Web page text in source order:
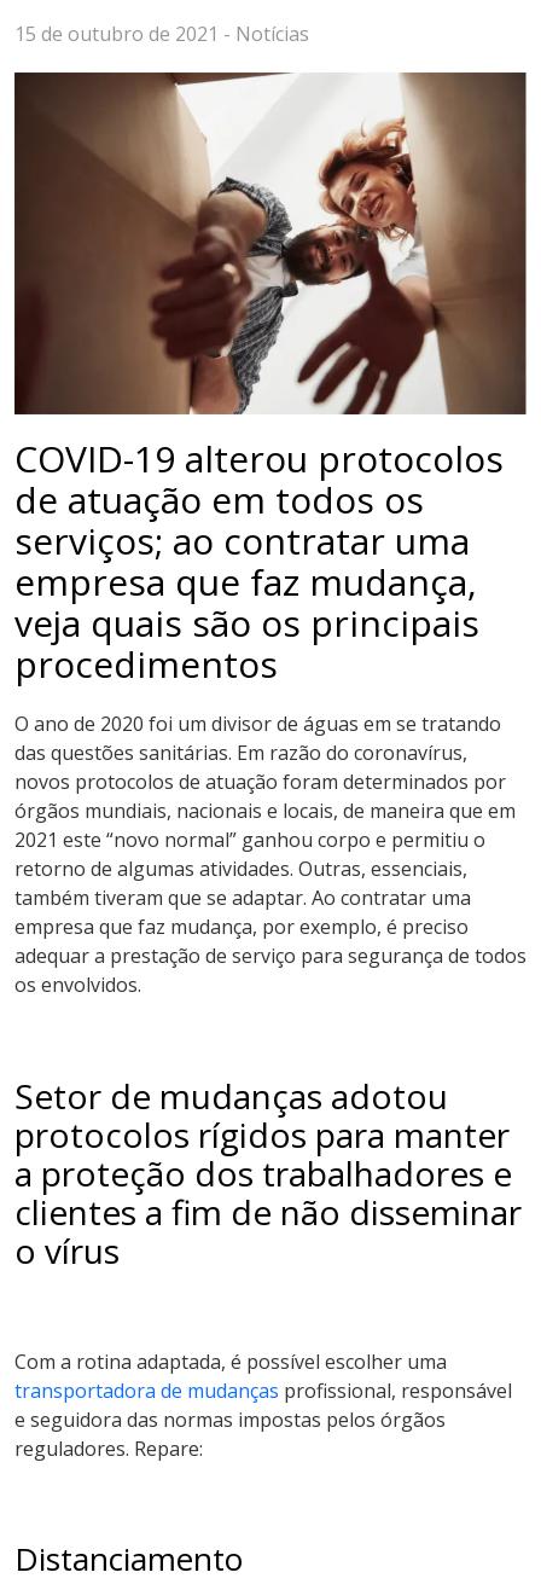
15 de outubro de 2021 - Notícias
COVID-19 alterou protocolos
de atuação em todos os
serviços; ao contratar uma
empresa que faz mudança,
veja quais são os principais
procedimentos
O ano de 2020 foi um divisor de águas em se tratando
das questões sanitárias. Em razão do coronavírus,
novos protocolos de atuação foram determinados por
órgãos mundiais, nacionais e locais, de maneira que em
2021 este “novo normal” ganhou corpo e permitiu o
retorno de algumas atividades. Outras, essenciais,
também tiveram que se adaptar. Ao contratar uma
empresa que faz mudança, por exemplo, é preciso
adequar a prestação de serviço para segurança de todos
os envolvidos.
Setor de mudanças adotou
protocolos rígidos para manter
a proteção dos trabalhadores e
clientes a fim de não disseminar
o vírus
Com a rotina adaptada, é possível escolher uma
transportadora de mudanças profissional, responsável
e seguidora das normas impostas pelos órgãos
reguladores. Repare:
Distanciamento